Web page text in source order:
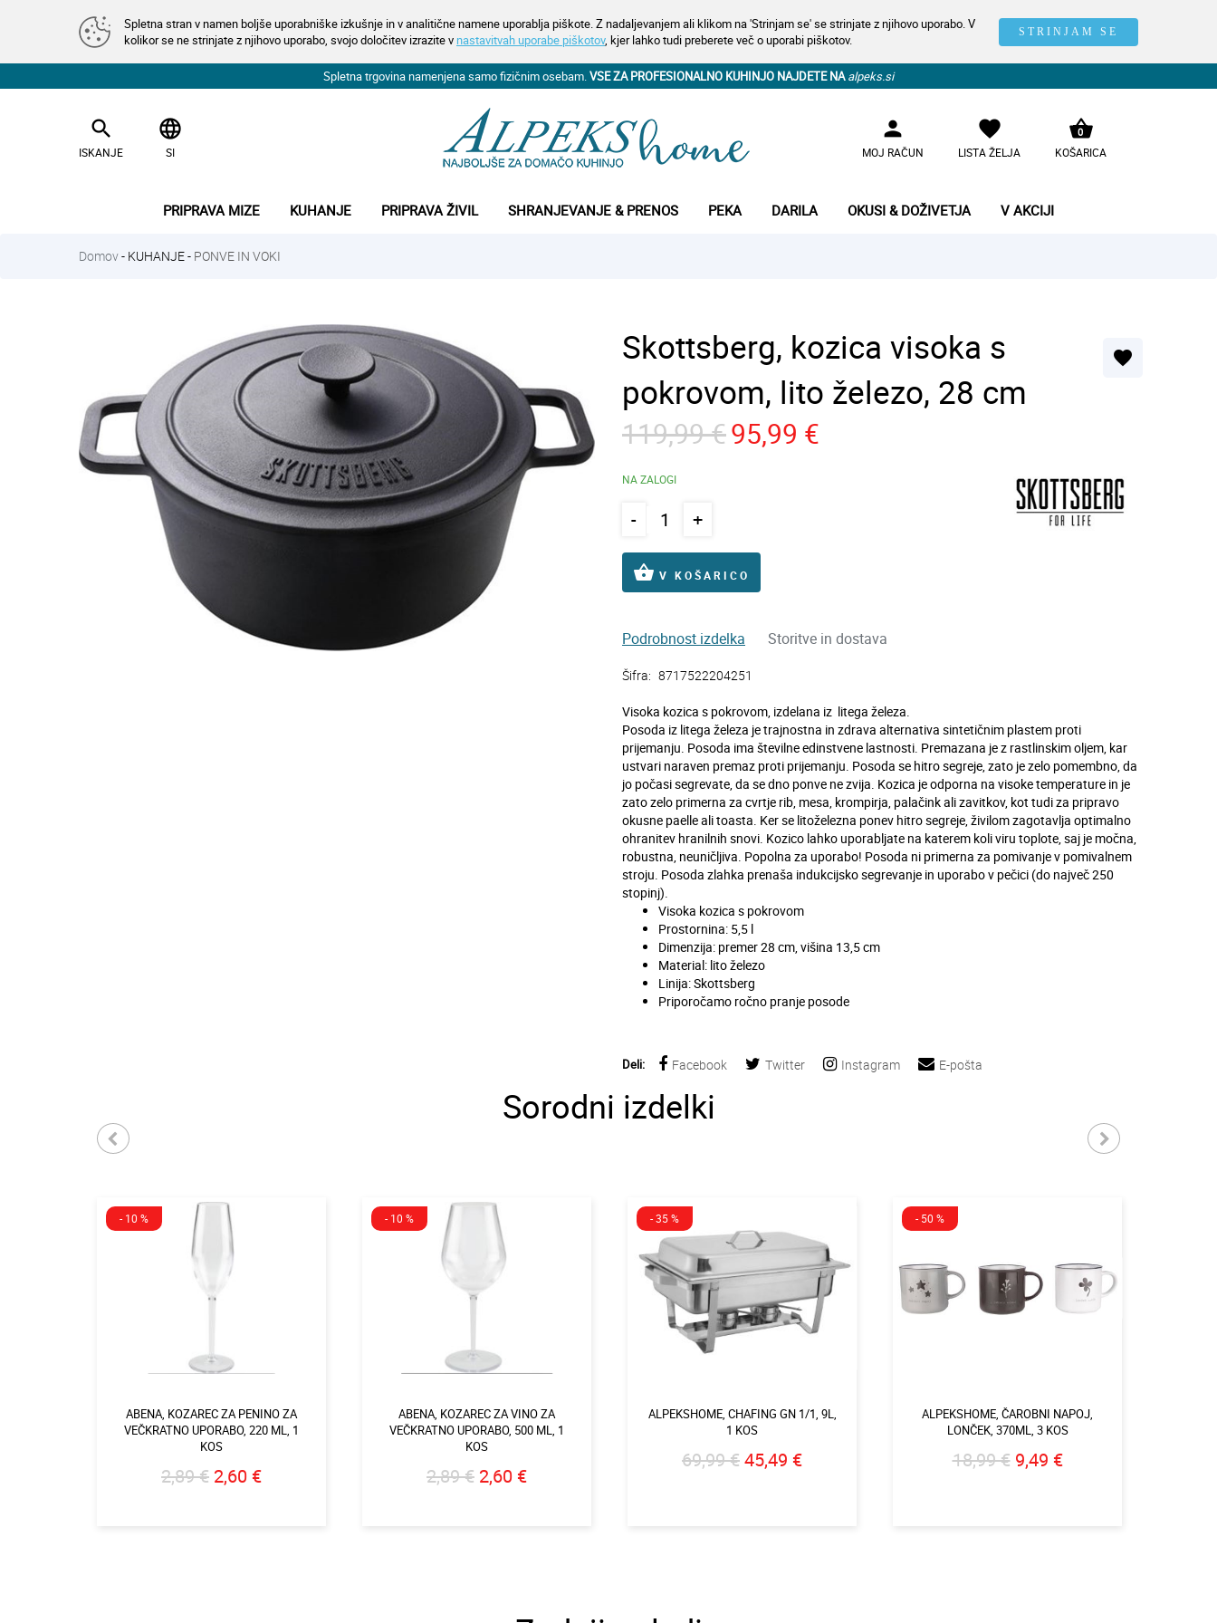
Spletna stran v namen boljše uporabniške izkušnje in v analitične namene uporablja piškote. Z nadaljevanjem ali klikom na 'Strinjam se' se strinjate z njihovo uporabo. V
kolikor se ne strinjate z njihovo uporabo, svojo določitev izrazite v nastavitvah uporabe piškotov, kjer lahko tudi preberete več o uporabi piškotov. STRINJAM SE
Spletna trgovina namenjena samo fizičnim osebam.VSE ZA PROFESIONALNO KUHINJO NAJDETE NA alpeks.si
search
ISKANJE
language
SI
person
MOJ RAČUN
favorite
LISTA ŽELJA
shopping_basket
KOŠARICA
0
PRIPRAVA MIZE KUHANJE PRIPRAVA ŽIVIL SHRANJEVANJE & PRENOS PEKA DARILA OKUSI & DOŽIVETJA V AKCIJI
Domov- KUHANJE- PONVE IN VOKI
Skottsberg, kozica visoka s
pokrovom, lito železo, 28 cm
favorite
119,99 €95,99 €
NA ZALOGI
- +
shopping_basket V KOŠARICO
Podrobnost izdelka Storitve in dostava
Šifra: 8717522204251
Visoka kozica s pokrovom, izdelana iz litega železa.
Posoda iz litega železa je trajnostna in zdrava alternativa sintetičnim plastem proti
prijemanju. Posoda ima številne edinstvene lastnosti. Premazana je z rastlinskim oljem, kar
ustvari naraven premaz proti prijemanju. Posoda se hitro segreje, zato je zelo pomembno, da
jo počasi segrevate, da se dno ponve ne zvija. Kozica je odporna na visoke temperature in je
zato zelo primerna za cvrtje rib, mesa, krompirja, palačink ali zavitkov, kot tudi za pripravo
okusne paelle ali toasta. Ker se litoželezna ponev hitro segreje, živilom zagotavlja optimalno
ohranitev hranilnih snovi. Kozico lahko uporabljate na katerem koli viru toplote, saj je močna,
robustna, neuničljiva. Popolna za uporabo! Posoda ni primerna za pomivanje v pomivalnem
stroju. Posoda zlahka prenaša indukcijsko segrevanje in uporabo v pečici (do največ 250
stopinj).
Visoka kozica s pokrovom
Prostornina: 5,5 l
Dimenzija: premer 28 cm, višina 13,5 cm
Material: lito železo
Linija: Skottsberg
Priporočamo ročno pranje posode
Deli: Facebook Twitter Instagram E-pošta
Sorodni izdelki
- 10 %
ABENA, KOZAREC ZA PENINO ZA
VEČKRATNO UPORABO, 220 ML, 1
KOS
2,89 € 2,60 €
- 10 %
ABENA, KOZAREC ZA VINO ZA
VEČKRATNO UPORABO, 500 ML, 1
KOS
2,89 € 2,60 €
- 35 %
ALPEKSHOME, CHAFING GN 1/1, 9L,
1 KOS
69,99 €45,49 €
- 50 %
ALPEKSHOME, ČAROBNI NAPOJ,
LONČEK, 370ML, 3 KOS
18,99 € 9,49 €